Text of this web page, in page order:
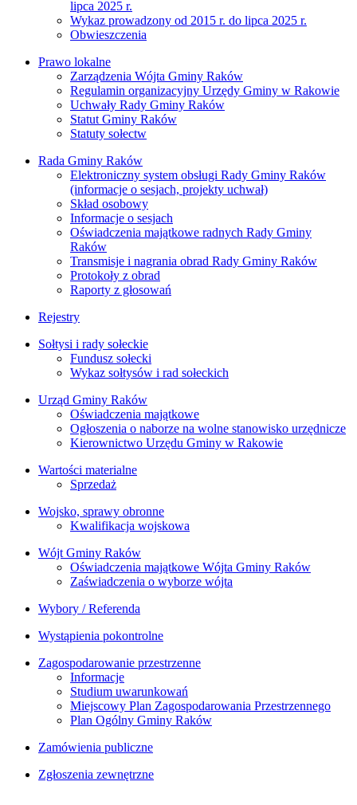
lipca 2025 r.
Wykaz prowadzony od 2015 r. do lipca 2025 r.
Obwieszczenia
Prawo lokalne
Zarządzenia Wójta Gminy Raków
Regulamin organizacyjny Urzędy Gminy w Rakowie
Uchwały Rady Gminy Raków
Statut Gminy Raków
Statuty sołectw
Rada Gminy Raków
Elektroniczny system obsługi Rady Gminy Raków
(informacje o sesjach, projekty uchwał)
Skład osobowy
Informacje o sesjach
Oświadczenia majątkowe radnych Rady Gminy
Raków
Transmisje i nagrania obrad Rady Gminy Raków
Protokoły z obrad
Raporty z głosowań
Rejestry
Sołtysi i rady sołeckie
Fundusz sołecki
Wykaz sołtysów i rad sołeckich
Urząd Gminy Raków
Oświadczenia majątkowe
Ogłoszenia o naborze na wolne stanowisko urzędnicze
Kierownictwo Urzędu Gminy w Rakowie
Wartości materialne
Sprzedaż
Wojsko, sprawy obronne
Kwalifikacja wojskowa
Wójt Gminy Raków
Oświadczenia majątkowe Wójta Gminy Raków
Zaświadczenia o wyborze wójta
Wybory / Referenda
Wystąpienia pokontrolne
Zagospodarowanie przestrzenne
Informacje
Studium uwarunkowań
Miejscowy Plan Zagospodarowania Przestrzennego
Plan Ogólny Gminy Raków
Zamówienia publiczne
Zgłoszenia zewnętrzne